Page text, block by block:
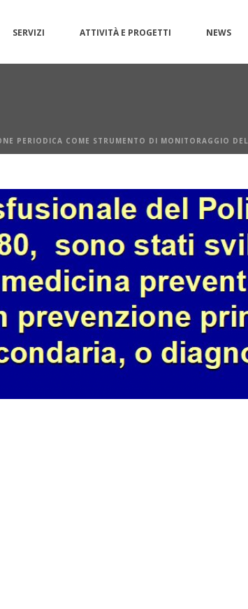
SERVIZI ATTIVITÀ E PROGETTI NEWS
PERIODICA COME STRUMENTO DI MONITORAGGIO